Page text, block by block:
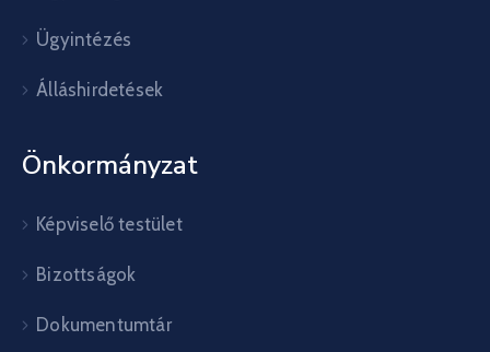
Ügyintézés
Álláshirdetések
Önkormányzat
Képviselő testület
Bizottságok
Dokumentumtár